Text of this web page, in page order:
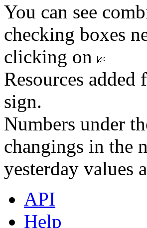
You can see
checking boxes
clicking on
Resources
sign.
Numbers under
changings in the
yesterday values
API
Help